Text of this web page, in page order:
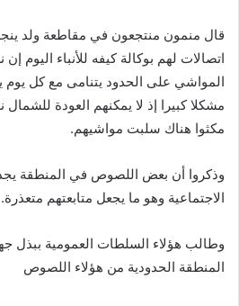
قال منمون منتجعون في مقاطعة ولد ينجه
اتصالات لهم بوكالة كيفه للأنباء
المواشي على الحدود يتنامى مع كل
مشكلا كبيرا إذ لا يمكنهم العودة للشمال
مكثوا هناك سلبت مواشيهم.
وذكروا أن بعض اللصوص في المنطقة
الاجتماعية وهو ما يجعل متابعتهم متعذرة.
وطالب هؤلاء السلطات العمومية ببذل
المنطقة الحدودية من هؤلاء اللصوص